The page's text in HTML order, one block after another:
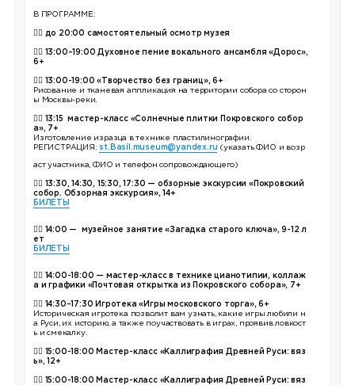
В ПРОГРАММЕ:
до 20:00 самостоятельный осмотр музея
13:00–19:00 Духовное пение вокального ансамбля «Дорос»,
6+
13:00-19:00 «Творчество без границ», 6+
Рисование и тканевая аппликация на территории собора со сторон
ы Москвы-реки.
👉🏼 13:15 мастер-класс «Солнечные плитки Покровского собор
а», 7+
Изготовление изразца в технике пластилинографии.
РЕГИСТРАЦИЯ: st.Basil.museum@yandex.ru (указать ФИО и возр
аст участника, ФИО и телефон сопровождающего)
👉🏼 13:30, 14:30, 15:30, 17:30 — обзорные экскурсии «Покровский
собор. Обзорная экскурсия», 14+
БИЛЕТЫ
👉🏼 14:00 — музейное занятие «Загадка старого ключа», 9-12 л
ет
БИЛЕТЫ
14:00-18:00 — мастер-класс в технике цианотипии, коллаж
а и графики «Почтовая открытка из Покровского собора», 7+
14:30–17:30 Игротека «Игры московского торга», 6+
Историческая игротека позволит вам узнать, какие игры любили н
а Руси, их историю, а также поучаствовать в играх, проявив ловкост
ь и смекалку.
15:00-18:00 Мастер-класс «Каллиграфия Древней Руси: вяз
ь», 12+
15:00-18:00 Мастер-класс «Каллиграфия Древней Руси: вяз